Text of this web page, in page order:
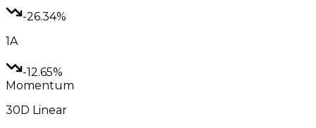
-26.34%
1A
-12.65%
Momentum
30D Linear